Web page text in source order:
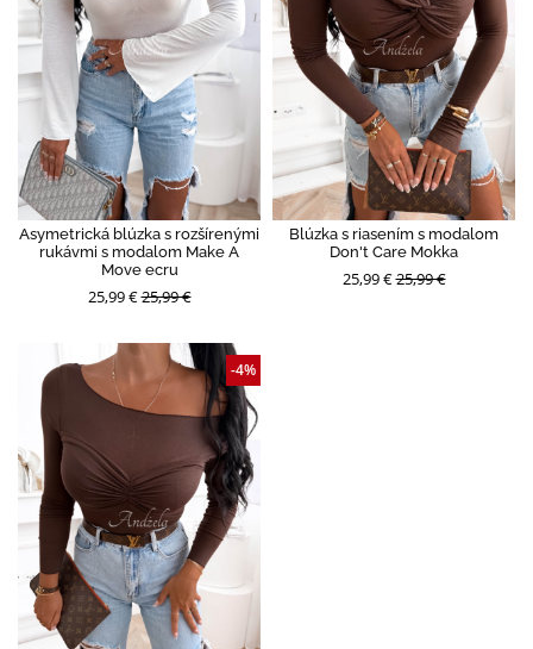
Asymetrická blúzka s rozšírenými
rukávmi s modalom Make A
Move ecru
25,99 €25,99 €
Blúzka s riasením s modalom
Don't Care Mokka
25,99 €25,99 €
-4%